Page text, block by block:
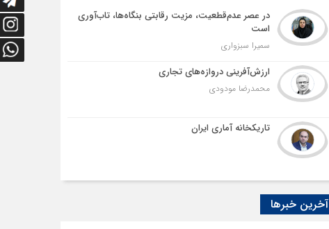
در عصر عدم‌قطعیت، مزیت رقابتی بنگاه‌ها، تاب‌آوری
است
سمیرا سبزواری
ارزش‌آفرینی دروازه‌های تجاری
محمدرضا مودودی
تاریکخانه آماری ایران
آخرین خبرها